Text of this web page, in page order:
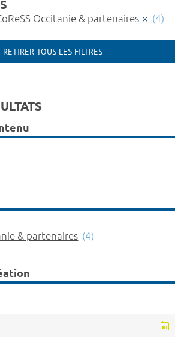
Occitanie & partenaires (4)
RETIRER TOUS LES FILTRES
& partenaires (4)